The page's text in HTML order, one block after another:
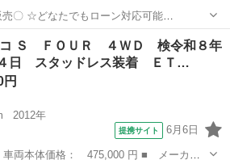
応可能
方や自営業の方 ２、パートを
方 ３、自己破産等をされた方やローンが
コ Ｓ ＦＯＵＲ ４ＷＤ 検令和８年
日 スタッドレス装着 ＥＴ…
2012年
提携サイト 6月6日